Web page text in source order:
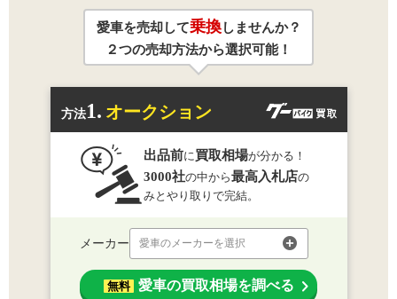
愛車を売却して乗換しませんか？
２つの売却方法から選択可能！
方法1. オークション
出品前に買取相場が分かる！
3000社の中から最高入札店の
みとやり取りで完結。
メーカー 愛車のメーカーを選択
無料 愛車の買取相場を調べる